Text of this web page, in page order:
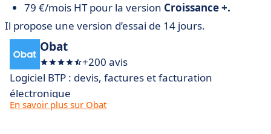
79 €/mois HT pour la version Croissance +.
Il propose une version d’essai de 14 jours.
Obat
+200 avis
Logiciel BTP : devis, factures et facturation
électronique
En savoir plus sur Obat